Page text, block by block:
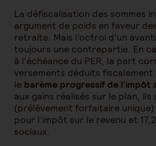
La défiscalisation des sommes
argument de poids en faveur
retraite. Mais l’octroi d’un
toujours une contrepartie. En
à l'échéance du PER, la part
versements déduits
le barème progressif de l'impôt
aux gains réalisés sur le plan, ils
(prélèvement forfaitaire unique)
pour l’impôt sur le revenu et
sociaux.